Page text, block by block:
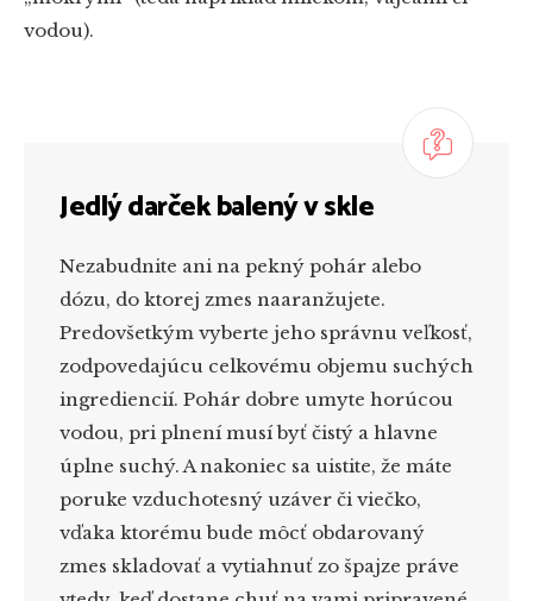
vodou).
Jedlý darček balený v skle
Nezabudnite ani na pekný pohár alebo
dózu, do ktorej zmes naaranžujete.
Predovšetkým vyberte jeho správnu veľkosť,
zodpovedajúcu celkovému objemu suchých
ingrediencií. Pohár dobre umyte horúcou
vodou, pri plnení musí byť čistý a hlavne
úplne suchý. A nakoniec sa uistite, že máte
poruke vzduchotesný uzáver či viečko,
vďaka ktorému bude môcť obdarovaný
zmes skladovať a vytiahnuť zo špajze práve